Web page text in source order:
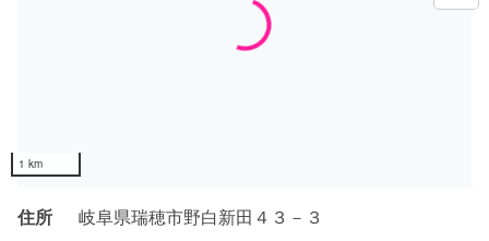
住所 岐阜県瑞穂市野白新田４３－３
Loading...
1 km